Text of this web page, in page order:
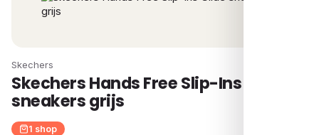
Skechers
Skechers Hands Free Slip-Ins Glide
sneakers grijs
1 shop